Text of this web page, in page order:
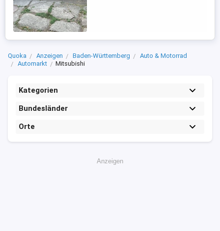
Quoka Anzeigen Baden-Württemberg
Auto & Motorrad
Automarkt
Mitsubishi
Kategorien
Bundesländer
Orte
Anzeigen